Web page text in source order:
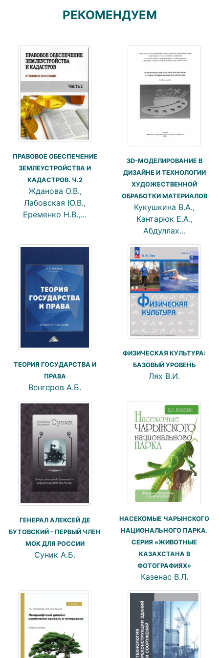
РЕКОМЕНДУЕМ
ПРАВОВОЕ ОБЕСПЕЧЕНИЕ
ЗЕМЛЕУСТРОЙСТВА И
КАДАСТРОВ. Ч.2
Жданова О.В.,
Лабовская Ю.В.,
Еременко Н.В.,…
3D-МОДЕЛИРОВАНИЕ В
ДИЗАЙНЕ И ТЕХНОЛОГИИ
ХУДОЖЕСТВЕННОЙ
ОБРАБОТКИ МАТЕРИАЛОВ
Кукушкина В.А.,
Кантарюк Е.А.,
Абдуллах…
ТЕОРИЯ ГОСУДАРСТВА И
ПРАВА
Венгеров А.Б.
ФИЗИЧЕСКАЯ КУЛЬТУРА:
БАЗОВЫЙ УРОВЕНЬ
Лях В.И.
ГЕНЕРАЛ АЛЕКСЕЙ ДЕ
БУТОВСКИЙ – ПЕРВЫЙ ЧЛЕН
МОК ДЛЯ РОССИИ
Суник А.Б.
НАСЕКОМЫЕ ЧАРЫНСКОГО
НАЦИОНАЛЬНОГО ПАРКА.
СЕРИЯ «ЖИВОТНЫЕ
КАЗАХСТАНА В
ФОТОГРАФИЯХ»
Казенас В.Л.